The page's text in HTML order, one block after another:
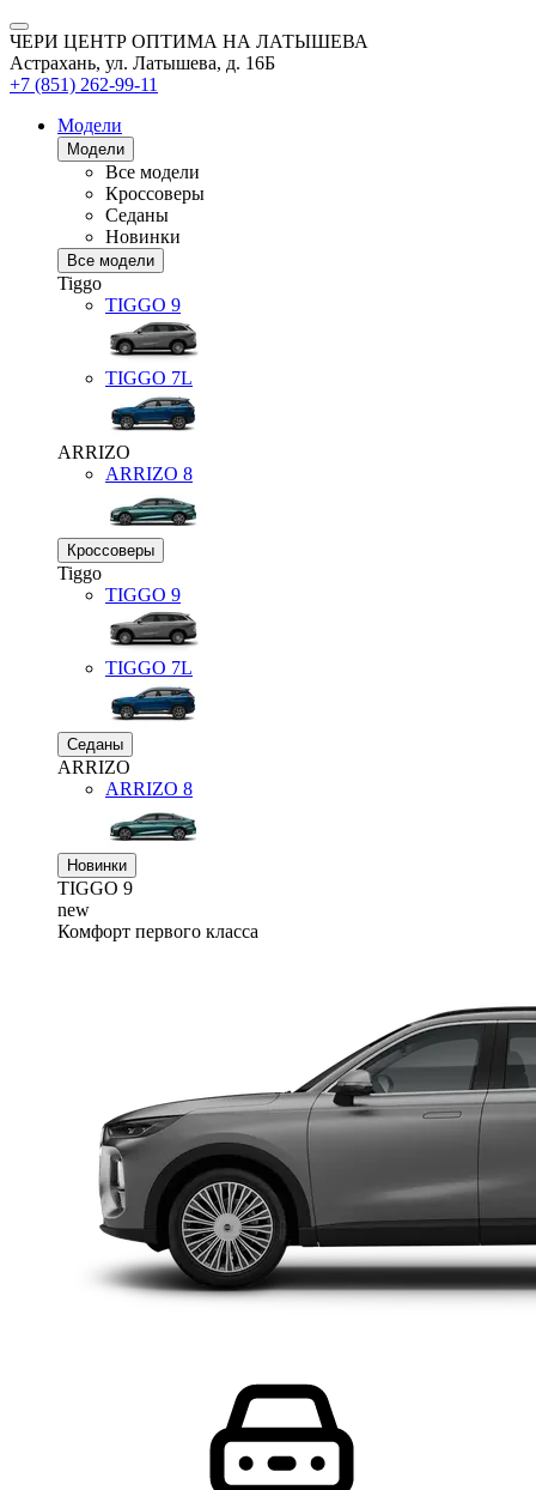
ЧЕРИ ЦЕНТР ОПТИМА НА ЛАТЫШЕВА
Астрахань, ул. Латышева, д. 16Б
+7 (851) 262-99-11
Модели
Модели
Все модели
Кроссоверы
Седаны
Новинки
Все модели
Tiggo
TIGGO 9
TIGGO 7L
ARRIZO
ARRIZO 8
Кроссоверы
Tiggo
TIGGO 9
TIGGO 7L
Седаны
ARRIZO
ARRIZO 8
Новинки
TIGGO 9
new
Комфорт первого класса